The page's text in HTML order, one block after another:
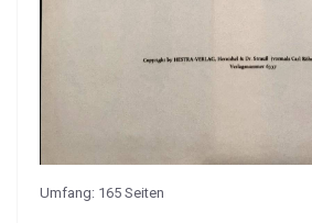
Umfang: 165 Seiten